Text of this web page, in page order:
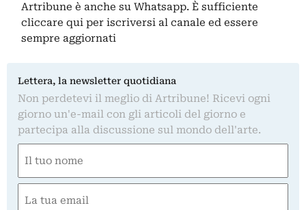
Artribune è anche su Whatsapp. È sufficiente
cliccare qui per iscriversi al canale ed essere
sempre aggiornati
Lettera, la newsletter quotidiana
Non perdetevi il meglio di Artribune! Ricevi ogni
giorno un'e-mail con gli articoli del giorno e
partecipa alla discussione sul mondo dell'arte.
(Required)
First
(Required)